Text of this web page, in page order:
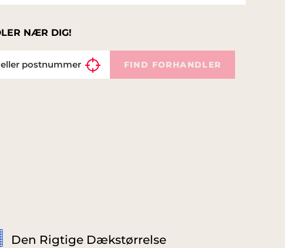
NÆR DIG!
FIND FORHANDLER
Den Rigtige Dækstørrelse